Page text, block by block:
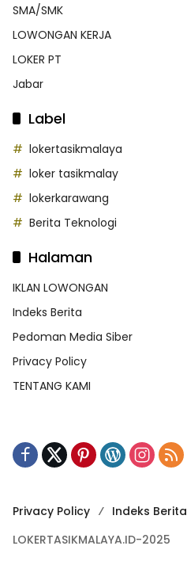
SMA/SMK
LOWONGAN KERJA
LOKER PT
Jabar
Label
lokertasikmalaya
loker tasikmalay
lokerkarawang
Berita Teknologi
Halaman
IKLAN LOWONGAN
Indeks Berita
Pedoman Media Siber
Privacy Policy
TENTANG KAMI
Privacy Policy Indeks Berita
LOKERTASIKMALAYA.ID-2025